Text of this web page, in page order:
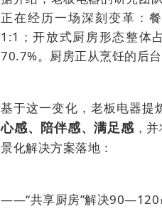
正在经历一场深刻变革：
1:1 ；开放式厨房形态整体
70.7%。厨房正从烹饪的后
基于这一变化，老板电器提
心感、陪伴感、满足感，
景化解决方案落地：
——“共享厨房”解决90—120